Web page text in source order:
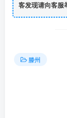
客发现请向客服
滕州